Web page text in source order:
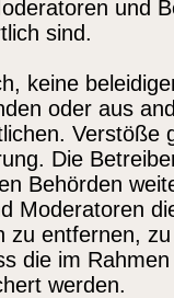
und
sind.
keine
oder aus
Verstöße
Die
Behörden
Moderatoren
zu entfernen,
die im
werden.